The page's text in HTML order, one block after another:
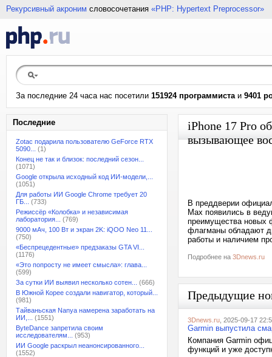
Рекурсивный акроним словосочетания «PHP: Hypertext Preprocessor»
За последние 24 часа нас посетили 151924 программистаи 9401
Последние
Zotac подарила пользователю GeForce RTX
5090...
(1)
Конец не так и близок: последний сезон...
(1071)
Google открыла исходный код ИИ-модели,...
(1051)
Для работы ИИ Google Chrome требует 20
ГБ...
(733)
Режиссёр «Колобка» и независимая
лаборатория...
(769)
9000 мАч, 100 Вт и экран 2K: iQOO Neo 11...
(750)
«Беспрецедентные» предзаказы GTA VI...
(1176)
«Это попросту не имеет смысла»: глава...
(599)
За сутки ИИ выявил несколько сотен...
(666)
В Южной Корее создали навигатор, который...
(981)
Тайваньская Nanya намерена заработать на
ИИ,...
(1551)
ByteDance запретила своим
исследователям...
(953)
ИИ Google раскрыл неанонсированного...
(1552)
iPhone 17 Pro
вызывающее
В преддверии
Max появились в
преимущества новых
флагманы обладают
работы и наличием
Подробнее на 3Dnews.ru
Предыдущие
3Dnews.ru , 2025-09-17
Garmin выпустила
Компания Garmin
функций и уже